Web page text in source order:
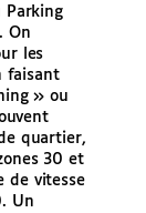
Parking
On
les
faisant
» ou
quartier,
30 et
de vitesse
Un